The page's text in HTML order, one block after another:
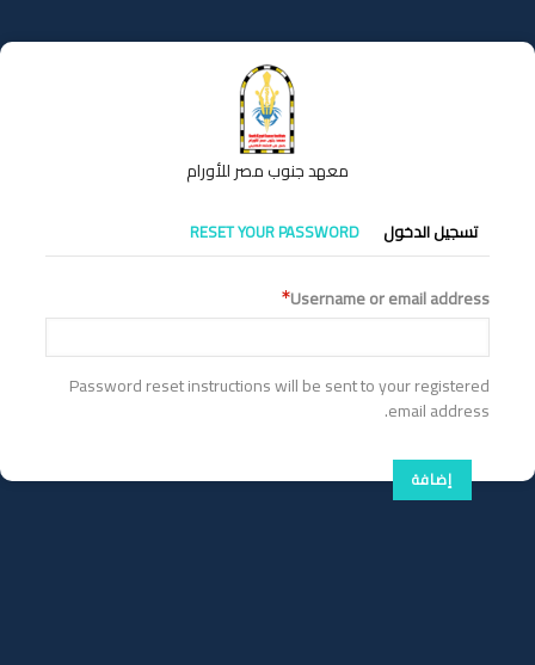
إلى
المحتوى
معهد جنوب مصر للأورام
التبويبات
الأساسية
تسجيل الدخول RESET YOUR PASSWORD
Username or email address
Password reset instructions will be sent to your registered
email address.